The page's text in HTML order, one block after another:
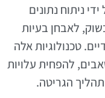
ניתוח נתונים
לאבחן בעיות
טכנולוגיות אלה
להפחית עלויות
הגריטה.